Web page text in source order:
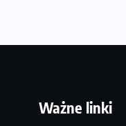
Ważne linki